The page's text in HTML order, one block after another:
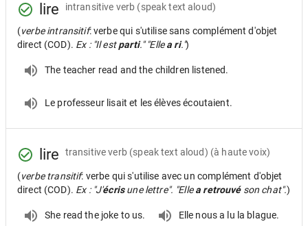
lire intransitive verb (speak text aloud)
(verbe intransitif: verbe qui s'utilise sans complément d'objet
direct (COD). Ex : "Il estparti." "Ellea ri.")
The teacher read and the children listened.
Le professeur lisait et les élèves écoutaient.
lire transitive verb (speak text aloud) (à haute voix)
(verbe transitif: verbe qui s'utilise avec un complément d'objet
direct (COD). Ex : "J'écrisune lettre". "Ellea retrouvéson chat".)
She read the joke to us. Elle nous a lu la blague.